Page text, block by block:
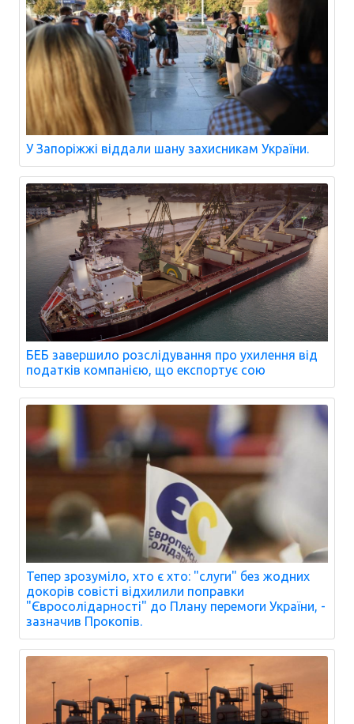
У Запоріжжі віддали шану захисникам України.
БЕБ завершило розслідування про ухилення від
податків компанією, що експортує сою
Тепер зрозуміло, хто є хто: "слуги" без жодних
докорів совісті відхилили поправки
"Євросолідарності" до Плану перемоги України, -
зазначив Прокопів.